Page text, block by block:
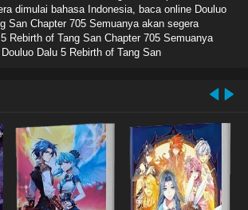
dimulai bahasa Indonesia, baca online Douluo
San Chapter 705 Semuanya akan segera
Rebirth of Tang San Chapter 705 Semuanya
Dalu 5 Rebirth of Tang San